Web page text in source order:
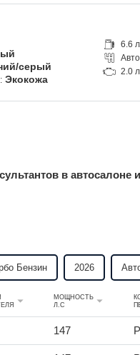
серый
Экокожа
6.6
2.0
в
Бензин 2026
МОЩНОСТЬ
Л.С
147